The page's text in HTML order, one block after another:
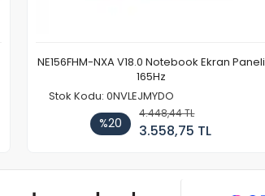
NE156FHM-NXA V18.0 Notebook Ekran Paneli
165Hz
Stok Kodu: 0NVLEJMYDO
%20
4.448,44 TL
3.558,75 TL